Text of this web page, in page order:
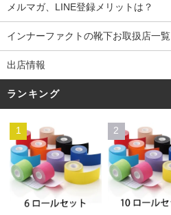
メルマガ、LINE登録メリットは？
インナーファクトの靴下お取扱店一覧
出店情報
ランキング
1 2